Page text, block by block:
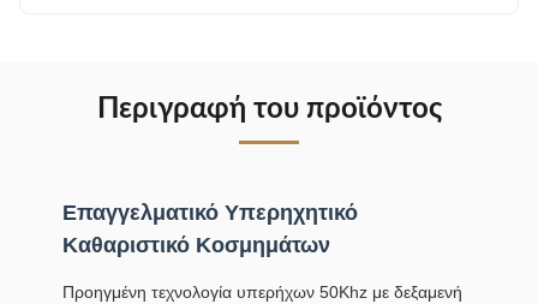
Περιγραφή του προϊόντος
Επαγγελματικό Υπερηχητικό
Καθαριστικό Κοσμημάτων
Προηγμένη τεχνολογία υπερήχων 50Khz με δεξαμενή